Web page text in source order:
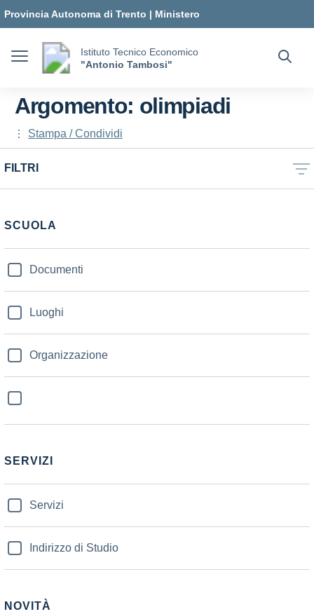
Provincia Autonoma di Trento | Ministero
dell'Istruzione e del Merito
Istituto Tecnico Economico
"Antonio Tambosi"
Argomento: olimpiadi
Stampa / Condividi
FILTRI
SCUOLA
Documenti
Luoghi
Organizzazione
SERVIZI
Servizi
Indirizzo di Studio
NOVITÀ